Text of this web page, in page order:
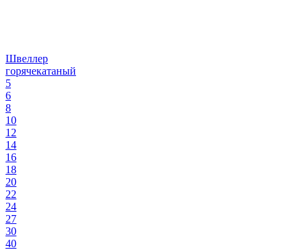
Швеллер
горячекатаный
5
6
8
10
12
14
16
18
20
22
24
27
30
40